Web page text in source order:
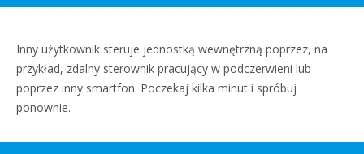
Inny użytkownik steruje jednostką wewnętrzną poprzez, na
przykład, zdalny sterownik pracujący w podczerwieni lub
poprzez inny smartfon. Poczekaj kilka minut i spróbuj
ponownie.